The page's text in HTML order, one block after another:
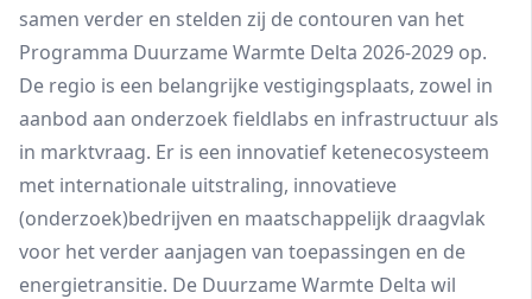
samen verder en stelden zij de contouren van het
Programma Duurzame Warmte Delta 2026-2029 op.
De regio is een belangrijke vestigingsplaats, zowel in
aanbod aan onderzoek fieldlabs en infrastructuur als
in marktvraag. Er is een innovatief ketenecosysteem
met internationale uitstraling, innovatieve
(onderzoek)bedrijven en maatschappelijk draagvlak
voor het verder aanjagen van toepassingen en de
energietransitie. De Duurzame Warmte Delta wil